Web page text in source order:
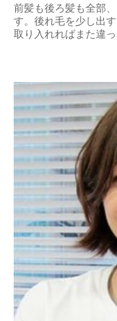
前髪も後ろ髪も全部
す。後れ毛を少し出
取り入れればまた違